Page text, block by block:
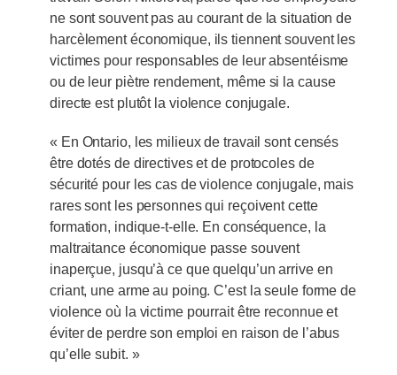
ne sont souvent pas au courant de la situation de
harcèlement économique, ils tiennent souvent les
victimes pour responsables de leur absentéisme
ou de leur piètre rendement, même si la cause
directe est plutôt la violence conjugale.
« En Ontario, les milieux de travail sont censés
être dotés de directives et de protocoles de
sécurité pour les cas de violence conjugale, mais
rares sont les personnes qui reçoivent cette
formation, indique-t-elle. En conséquence, la
maltraitance économique passe souvent
inaperçue, jusqu’à ce que quelqu’un arrive en
criant, une arme au poing. C’est la seule forme de
violence où la victime pourrait être reconnue et
éviter de perdre son emploi en raison de l’abus
qu’elle subit. »